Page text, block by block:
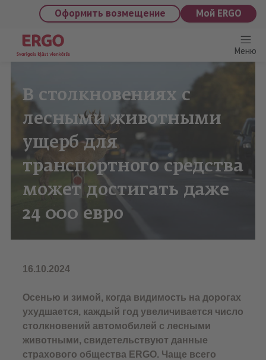
saturu
Оформить возмещение Мой ERGO
Меню
В столкновениях с
лесными животными
ущерб для
транспортного средства
может достигать даже
24 000 евро
16.10.2024
Осенью и зимой, когда видимость на дорогах
ухудшается, каждый год увеличивается число
столкновений автомобилей с лесными
животными, свидетельствуют данные
страхового общества ERGO. Чаще всего